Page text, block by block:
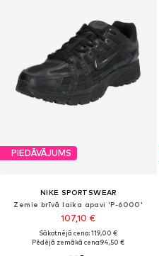
PIEDĀVĀJUMS
NIKE SPORTSWEAR
Zemie brīvā laika apavi 'P-6000'
107,10 €
Sākotnējā cena: 119,00 €
Pēdējā zemākā cena:94,50 €